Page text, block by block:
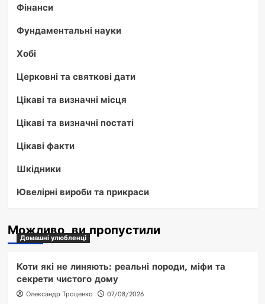
Фінанси
Фундаментальні науки
Хобі
Церковні та святкові дати
Цікаві та визначні місця
Цікаві та визначні постаті
Цікаві факти
Шкідники
Ювелірні вироби та прикраси
Можливо, ви пропустили
Домашні улюбленці
Коти які не линяють: реальні породи, міфи та
секрети чистого дому
Олександр Троценко 07/08/2026